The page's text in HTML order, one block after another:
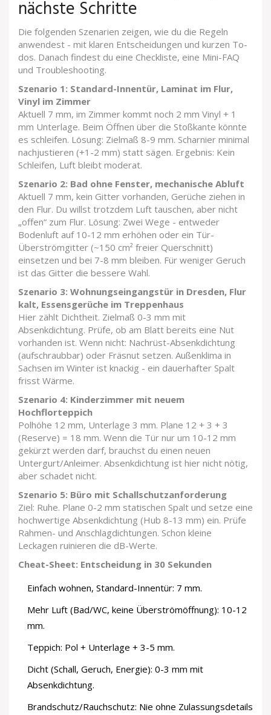
nächste Schritte
Die folgenden Szenarien zeigen, wie du die Regeln
anwendest - mit klaren Entscheidungen und kurzen To-
dos. Danach findest du eine Checkliste, eine Mini-FAQ
und Troubleshooting.
Szenario 1: Standard-Innentür, Laminat im Flur,
Vinyl im Zimmer
Aktuell 7 mm, im Zimmer kommt noch 2 mm Vinyl + 1
mm Unterlage. Beim Öffnen über die Stoßkante könnte
es schleifen. Lösung: Zielmaß 8-9 mm. Scharnier minimal
nachjustieren (+1-2 mm) statt sägen. Ergebnis: Kein
Schleifen, Luft bleibt moderat.
Szenario 2: Bad ohne Fenster, mechanische Abluft
Aktuell 7 mm, kein Gitter vorhanden, Gerüche ziehen in
den Flur. Du willst trotzdem Luft tauschen, aber nicht
„offen“ zum Flur. Lösung: Zwei Wege - entweder
Bodenluft auf 10-12 mm erhöhen oder ein Tür-
Überströmgitter (~150 cm² freier Querschnitt)
einsetzen und bei 7-8 mm bleiben. Für weniger Geruch
ist das Gitter die bessere Wahl.
Szenario 3: Wohnungseingangstür in Dresden, Flur
kalt, Essensgerüche im Treppenhaus
Hier zählt Dichtheit. Zielmaß 0-3 mm mit
Absenkdichtung. Prüfe, ob am Blatt bereits eine Nut
vorhanden ist. Wenn nicht: Nachrüst-Absenkdichtung
(aufschraubbar) oder Fräsnut setzen. Außenklima in
Sachsen im Winter ist knackig - ein dauerhafter Spalt
frisst Wärme.
Szenario 4: Kinderzimmer mit neuem
Hochflorteppich
Polhöhe 12 mm, Unterlage 3 mm. Plane 12 + 3 + 3
(Reserve) = 18 mm. Wenn die Tür nur um 10-12 mm
gekürzt werden darf, brauchst du einen neuen
Untergurt/Anleimer. Absenkdichtung ist hier nicht nötig,
aber schadet nicht.
Szenario 5: Büro mit Schallschutzanforderung
Ziel: Ruhe. Plane 0-2 mm statischen Spalt und setze eine
hochwertige Absenkdichtung (Hub 8-13 mm) ein. Prüfe
Rahmen- und Anschlagdichtungen. Schon kleine
Leckagen ruinieren die dB-Werte.
Cheat-Sheet: Entscheidung in 30 Sekunden
Einfach wohnen, Standard-Innentür: 7 mm.
Mehr Luft (Bad/WC, keine Überströmöffnung): 10-12
mm.
Teppich: Pol + Unterlage + 3-5 mm.
Dicht (Schall, Geruch, Energie): 0-3 mm mit
Absenkdichtung.
Brandschutz/Rauchschutz: Nie ohne Zulassungsdetails